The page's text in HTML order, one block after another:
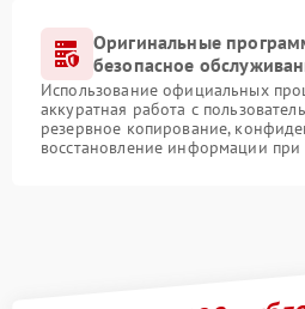
Оригинальные
безопасное
Использование официальных
аккуратная работа с
резервное копирование,
восстановление информации